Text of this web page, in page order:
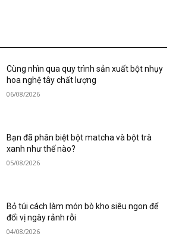
Cùng nhìn qua quy trình sản xuất bột nhụy
hoa nghệ tây chất lượng
06/08/2026
Bạn đã phân biệt bột matcha và bột trà
xanh như thế nào?
05/08/2026
Bỏ túi cách làm món bò kho siêu ngon để
đổi vị ngày rảnh rỗi
04/08/2026